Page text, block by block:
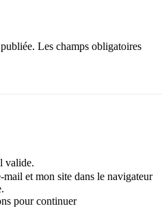
Les champs obligatoires
valide.
et mon site dans le navigateur
pour continuer